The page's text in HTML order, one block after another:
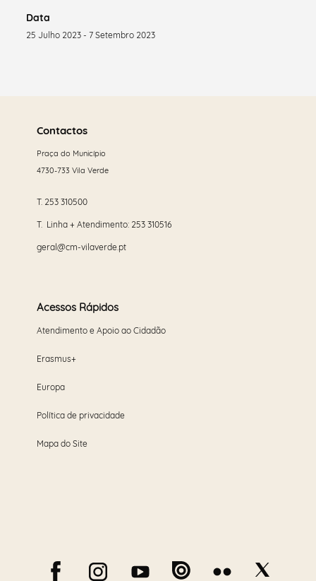
Data
25 Julho 2023 - 7 Setembro 2023
maisContactos
Praça do Município
4730-733 Vila Verde
T. 253 310500
T. Linha + Atendimento: 253 310516
geral@cm-vilaverde.pt
Acessos Rápidos
Atendimento e Apoio ao Cidadão
Erasmus+
Europa
Política de privacidade
Mapa do Site